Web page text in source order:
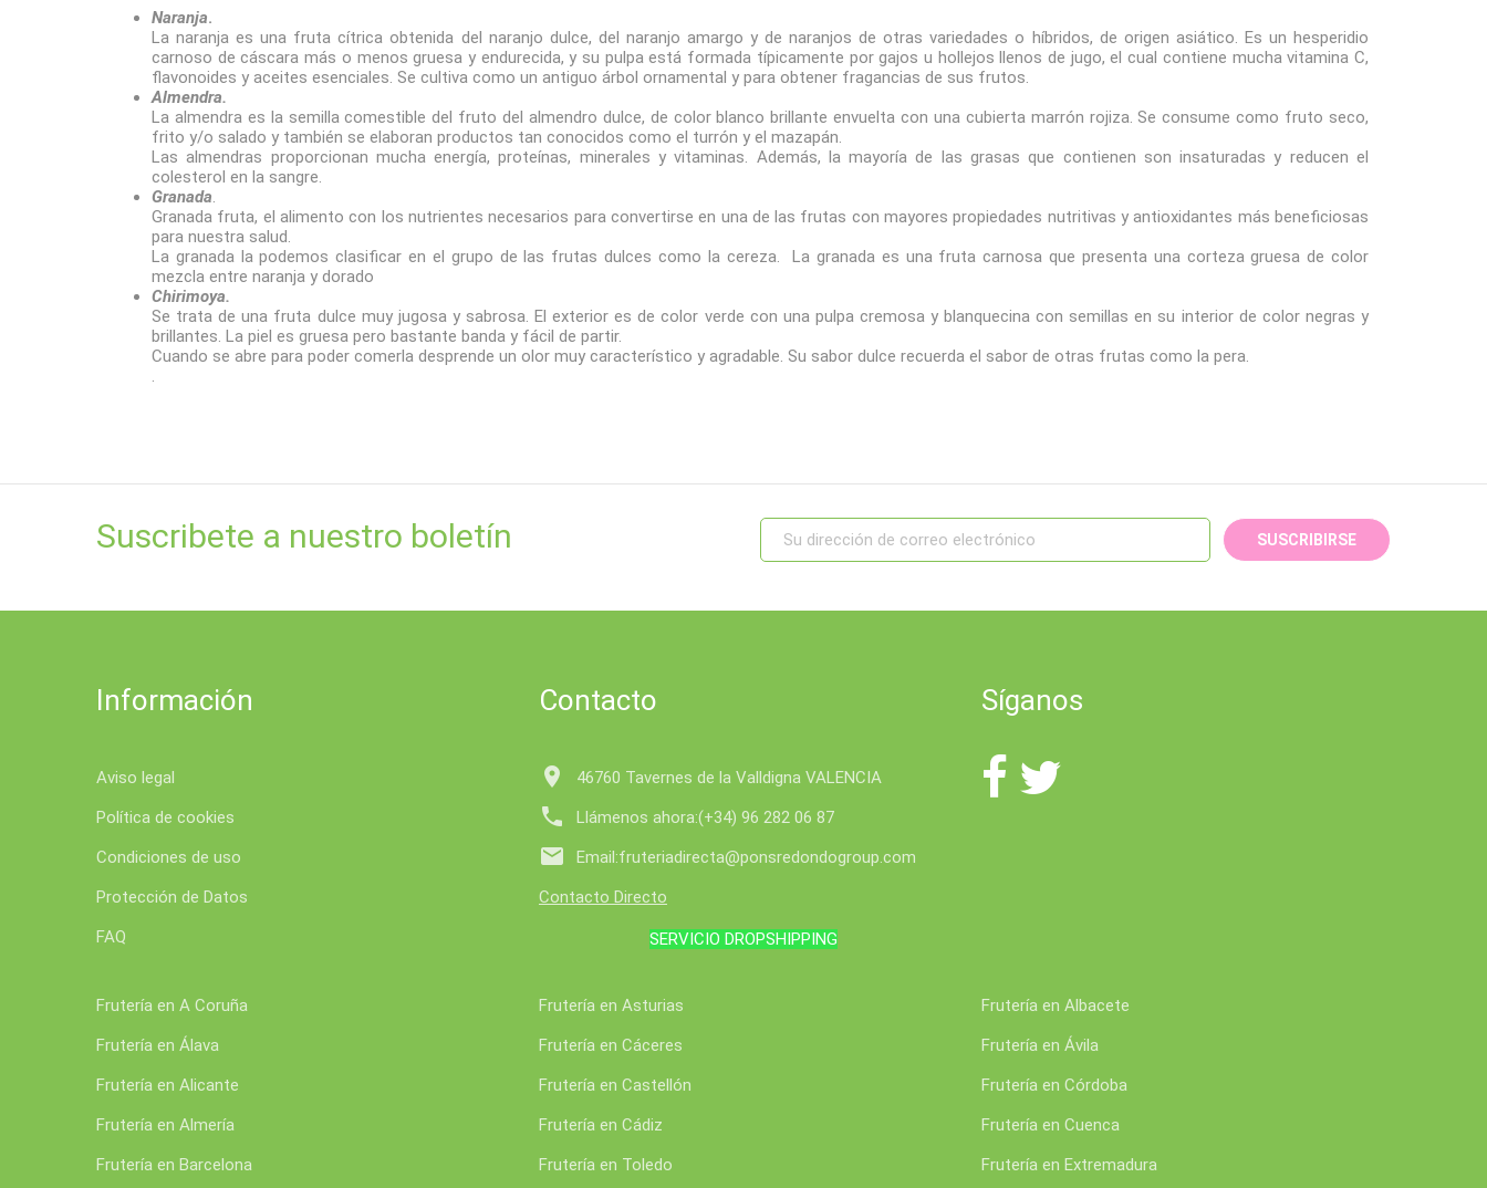
Naranja.
La naranja es una fruta cítrica obtenida del naranjo dulce, del naranjo amargo y de naranjos de otras variedades o híbridos, de origen asiático.​ Es un hesperidio
carnoso de cáscara más o menos gruesa y endurecida, y su pulpa está formada típicamente por gajos u hollejos llenos de jugo, el cual contiene mucha vitamina C,
flavonoides y aceites esenciales. Se cultiva como un antiguo árbol ornamental y para obtener fragancias de sus frutos.
Almendra.
La almendra es la semilla comestible del fruto del almendro dulce, de color blanco brillante envuelta con una cubierta marrón rojiza. Se consume como fruto seco,
frito y/o salado y también se elaboran productos tan conocidos como el turrón y el mazapán.
Las almendras proporcionan mucha energía, proteínas, minerales y vitaminas. Además, la mayoría de las grasas que contienen son insaturadas y reducen el
colesterol en la sangre.
Granada.
Granada fruta, el alimento con los nutrientes necesarios para convertirse en una de las frutas con mayores propiedades nutritivas y antioxidantes más beneficiosas
para nuestra salud.
La granada la podemos clasificar en el grupo de las frutas dulces como la cereza. La granada es una fruta carnosa que presenta una corteza gruesa de color
mezcla entre naranja y dorado
Chirimoya.
Se trata de una fruta dulce muy jugosa y sabrosa. El exterior es de color verde con una pulpa cremosa y blanquecina con semillas en su interior de color negras y
brillantes. La piel es gruesa pero bastante banda y fácil de partir.
Cuando se abre para poder comerla desprende un olor muy característico y agradable. Su sabor dulce recuerda el sabor de otras frutas como la pera.
.
Suscribete a nuestro boletín SUSCRIBIRSE
Información
Aviso legal
Política de cookies
Condiciones de uso
Protección de Datos
FAQ
Contacto
 46760 Tavernes de la Valldigna VALENCIA
 Llámenos ahora:(+34) 96 282 06 87
 Email:fruteriadirecta@ponsredondogroup.com
Contacto Directo
SERVICIO DROPSHIPPING
Síganos
Frutería en A Coruña
Frutería en Álava
Frutería en Alicante
Frutería en Almería
Frutería en Barcelona
Frutería en Asturias
Frutería en Cáceres
Frutería en Castellón
Frutería en Cádiz
Frutería en Toledo
Frutería en Albacete
Frutería en Ávila
Frutería en Córdoba
Frutería en Cuenca
Frutería en Extremadura